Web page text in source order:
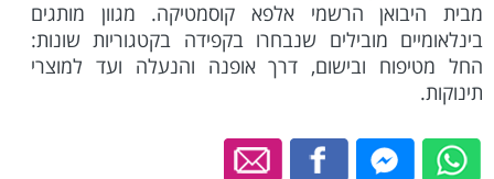
מבית היבואן הרשמי אלפא קוסמטיקה. מגוון מותגים
בינלאומיים מובילים שנבחרו בקפידה בקטגוריות שונות:
החל מטיפוח ובישום, דרך אופנה והנעלה ועד למוצרי
תינוקות.